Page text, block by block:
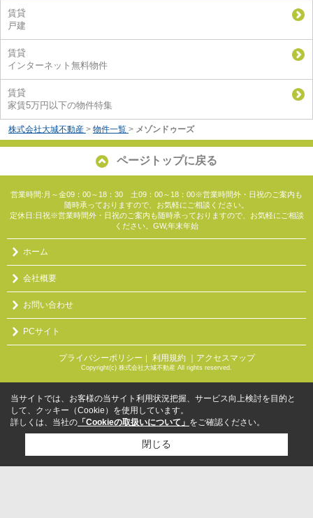
賃貸
戸建
賃貸
インターネット無料物件
賃貸
家賃5万円以下の物件特集
株式会社大城不動産 > 物件一覧 > メゾンドゥーズ
ページトップに戻る
営業時間:月～金09：00～18：30 土09：00～18：00※営業時間外・日祝のご案内も
随時承っておりますので、お気軽にご相談ください。
定休日:日祝※営業時間外・日祝のご案内も随時承っておりますので、お気軽にご相談
ください。GW,年末年始
ホーム
会社概要
お問い合わせ
PCサイト
プライバシーポリシー 利用規約 ｜アクセスマップ
Copyright(c) 株式会社大城不動産 All rights reserved.
当サイトでは、お客様の当サイト利用状況把握、サービス向上検討を目的と
して、クッキー（Cookie）を使用しています。
詳しくは、当社の 「Cookieの取扱いについて」 をご確認ください。
閉じる